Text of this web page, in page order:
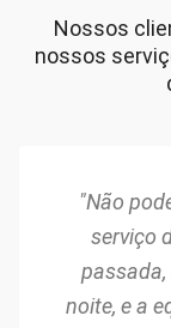
Nossos
nossos
"Não
serviço
noite, e a